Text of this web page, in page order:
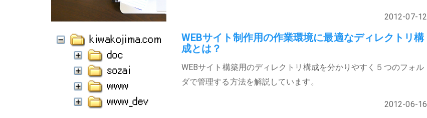
2012-07-12
WEBサイト制作用の作業環境に最適なディレクトリ構
成とは？
WEBサイト構築用のディレクトリ構成を分かりやすく５つのフォル
ダで管理する方法を解説しています。
2012-06-16